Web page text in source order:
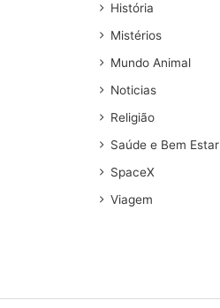
História
Mistérios
Mundo Animal
Noticias
Religião
Saúde e Bem Estar
SpaceX
Viagem